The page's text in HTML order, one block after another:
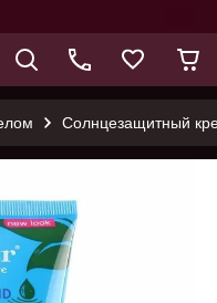
Солнцезащитный